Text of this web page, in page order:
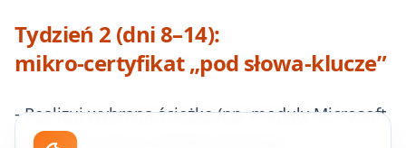
Tydzień 2 (dni 8–14):
mikro‑certyfikat „pod słowa‑klucze”
- Realizuj wybraną ścieżkę (np. moduły Microsoft
Learn / Coursera / ISTQB materiały).